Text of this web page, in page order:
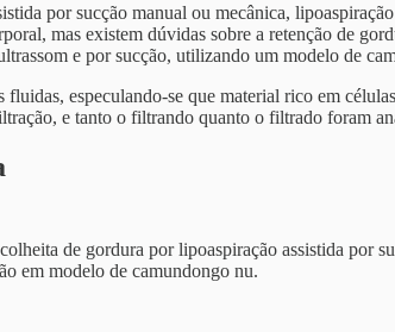
por sucção manual ou mecânica,
mas existem dúvidas sobre a retenção de
e por sucção, utilizando um modelo de
especulando-se que material rico em
e tanto o filtrando quanto o filtrado foram
de gordura por lipoaspiração assistida por
em modelo de camundongo nu.